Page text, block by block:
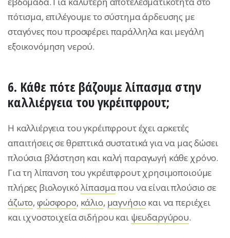
πότισμα, επιλέγουμε το σύστημα άρδευσης με
σταγόνες που προσφέρει παράλληλα και μεγάλη
εξοικονόμηση νερού.
6. Κάθε πότε βάζουμε λίπασμα στην
καλλιέργεια του γκρέιπφρουτ;
Η καλλιέργεια του γκρέιπφρουτ έχει αρκετές
απαιτήσεις σε θρεπτικά συστατικά για να μας δώσει
πλούσια βλάστηση και καλή παραγωγή κάθε χρόνο.
Για τη λίπανση του γκρέιπφρουτ χρησιμοποιούμε
πλήρες βιολογικόλίπασμαπου να είναι πλούσιο σε
άζωτο, φώσφορο, κάλιο, μαγνήσιο και να περιέχει
και ιχνοστοιχεία σιδήρου και ψευδαργύρου.